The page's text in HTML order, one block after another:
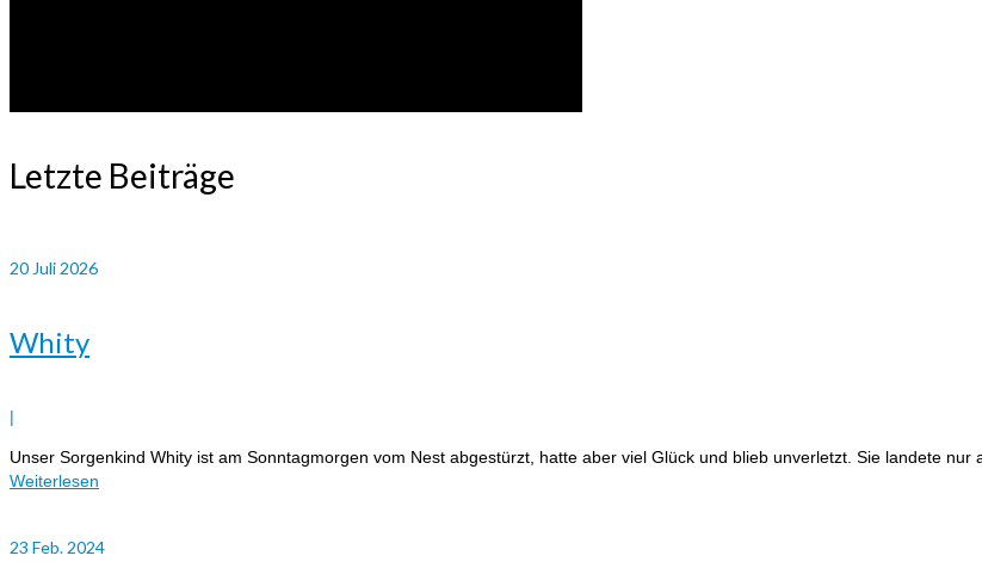
Letzte Beiträge
20 Juli 2026
Whity
|
Unser Sorgenkind Whity ist am Sonntagmorgen vom Nest abgestürzt, hatte aber viel Glück und blieb unverletzt. Sie landete
Weiterlesen
23 Feb. 2024